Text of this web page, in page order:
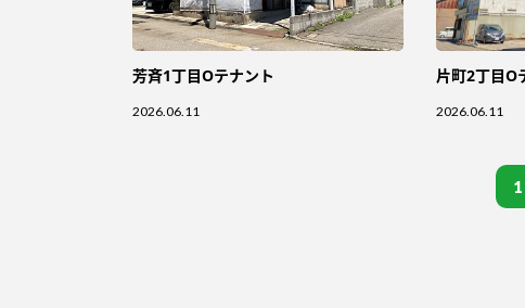
芳斉1丁目Oテナント
2026.06.11
片町2丁目O
2026.06.11
1